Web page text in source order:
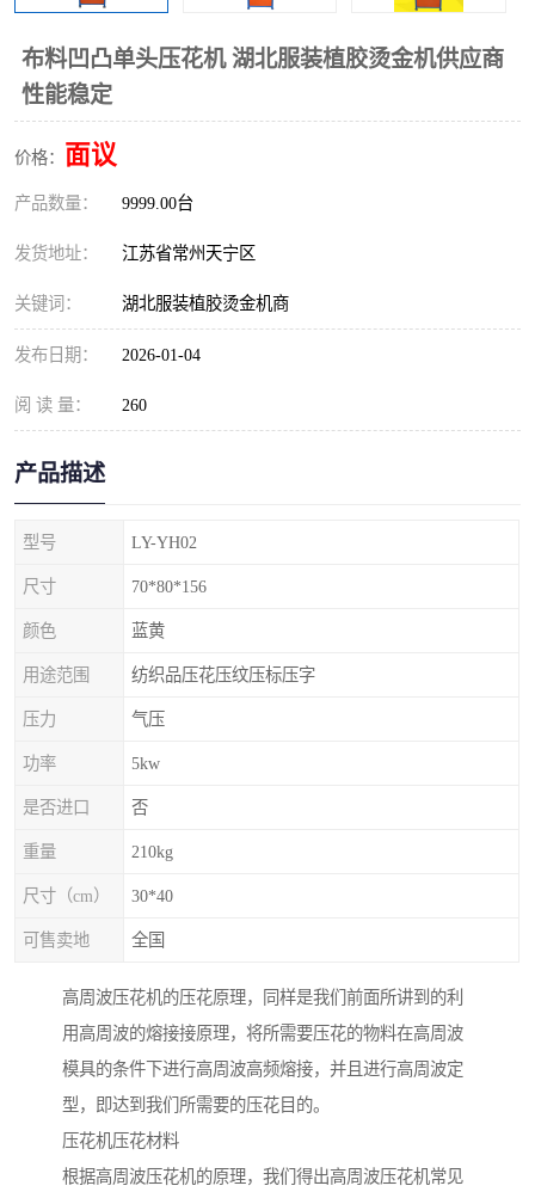
布料凹凸单头压花机 湖北服装植胶烫金机供应商
性能稳定
价格： 面议
产品数量： 9999.00台
发货地址： 江苏省常州天宁区
关键词： 湖北服装植胶烫金机商
发布日期： 2026-01-04
阅 读 量： 260
产品描述
型号 LY-YH02
尺寸 70*80*156
颜色 蓝黄
用途范围 纺织品压花压纹压标压字
压力 气压
功率 5kw
是否进口 否
重量 210kg
尺寸（cm） 30*40
可售卖地 全国
高周波压花机的压花原理，同样是我们前面所讲到的利
用高周波的熔接接原理，将所需要压花的物料在高周波
模具的条件下进行高周波高频熔接，并且进行高周波定
型，即达到我们所需要的压花目的。
压花机压花材料
根据高周波压花机的原理，我们得出高周波压花机常见